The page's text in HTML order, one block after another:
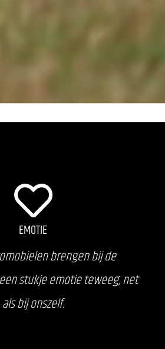
EMOTIE
brengen bij de
stukje emotie teweeg, net
als bij onszelf.